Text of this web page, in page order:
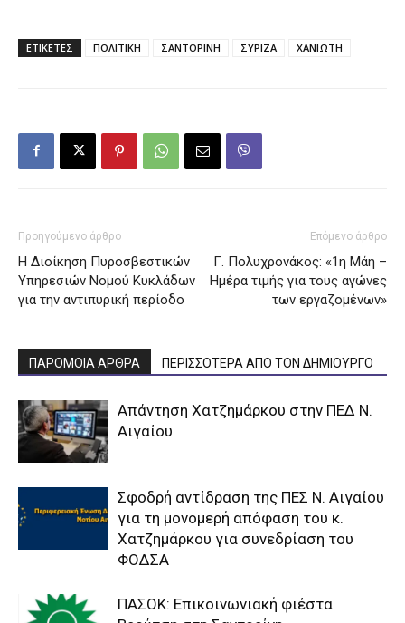
ΕΤΙΚΕΤΕΣ ΠΟΛΙΤΙΚΗ ΣΑΝΤΟΡΙΝΗ ΣΥΡΙΖΑ ΧΑΝΙΩΤΗ
Προηγούμενο άρθρο
Η Διοίκηση Πυροσβεστικών
Υπηρεσιών Νομού Κυκλάδων
για την αντιπυρική περίοδο
Επόμενο άρθρο
Γ. Πολυχρονάκος: «1η Μάη –
Ημέρα τιμής για τους αγώνες
των εργαζομένων»
ΠΑΡΟΜΟΙΑ ΑΡΘΡΑ ΠΕΡΙΣΣΟΤΕΡΑ ΑΠΟ ΤΟΝ ΔΗΜΙΟΥΡΓΟ
Απάντηση Χατζημάρκου στην ΠΕΔ Ν.
Αιγαίου
Σφοδρή αντίδραση της ΠΕΣ Ν. Αιγαίου
για τη μονομερή απόφαση του κ.
Χατζημάρκου για συνεδρίαση του
ΦΟΔΣΑ
ΠΑΣΟΚ: Επικοινωνιακή φιέστα